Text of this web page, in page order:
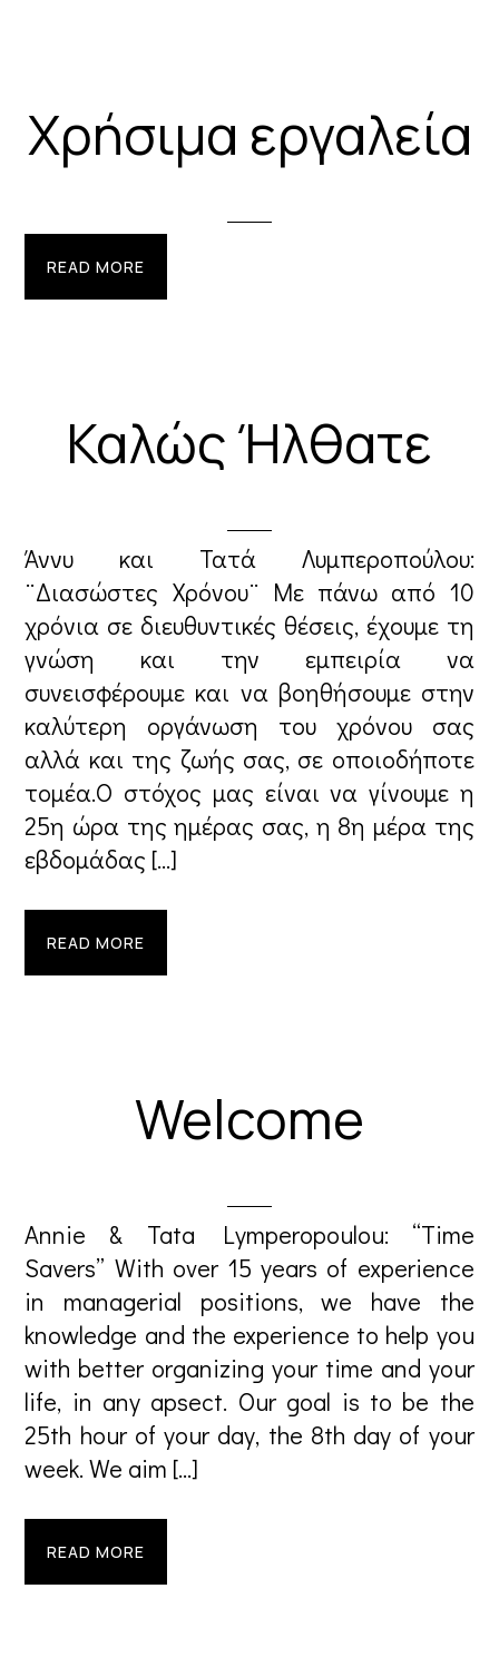
Χρήσιμα εργαλεία
READ MORE
Καλώς Ήλθατε
Άννυ και Τατά Λυμπεροπούλου:
¨Διασώστες Χρόνου¨ Με πάνω από 10
χρόνια σε διευθυντικές θέσεις, έχουμε τη
γνώση και την εμπειρία να
συνεισφέρουμε και να βοηθήσουμε στην
καλύτερη οργάνωση του χρόνου σας
αλλά και της ζωής σας, σε οποιοδήποτε
τομέα.Ο στόχος μας είναι να γίνουμε η
25η ώρα της ημέρας σας, η 8η μέρα της
εβδομάδας […]
READ MORE
Welcome
Annie & Tata Lymperopoulou: “Time
Savers” With over 15 years of experience
in managerial positions, we have the
knowledge and the experience to help you
with better organizing your time and your
life, in any apsect. Our goal is to be the
25th hour of your day, the 8th day of your
week. We aim […]
READ MORE